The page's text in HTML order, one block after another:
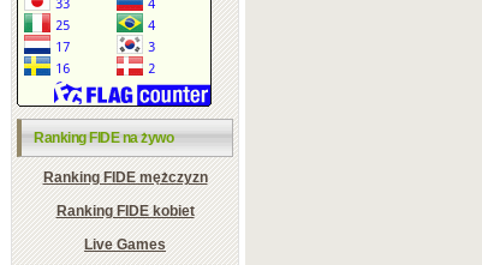
Ranking FIDE na żywo
Ranking FIDE mężczyzn
Ranking FIDE kobiet
Live Games